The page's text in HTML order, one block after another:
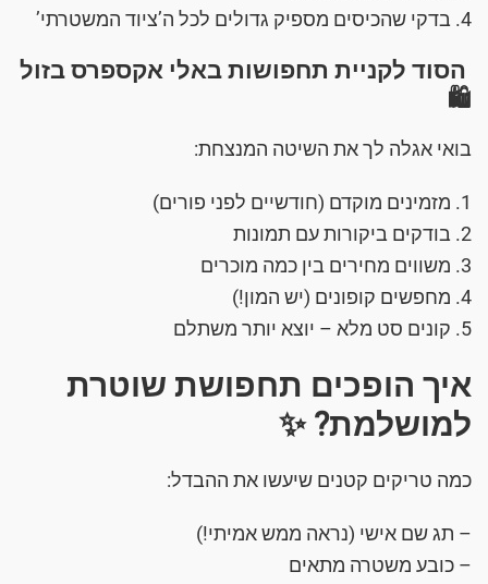
4. בדקי שהכיסים מספיק גדולים לכל ה’ציוד המשטרתי’
הסוד לקניית תחפושות באלי אקספרס בזול
🛍️
בואי אגלה לך את השיטה המנצחת:
1. מזמינים מוקדם (חודשיים לפני פורים)
2. בודקים ביקורות עם תמונות
3. משווים מחירים בין כמה מוכרים
4. מחפשים קופונים (יש המון!)
5. קונים סט מלא – יוצא יותר משתלם
איך הופכים תחפושת שוטרת
למושלמת? ✨
כמה טריקים קטנים שיעשו את ההבדל:
– תג שם אישי (נראה ממש אמיתי!)
– כובע משטרה מתאים